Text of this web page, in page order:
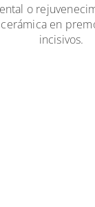
o
en
incisivos.